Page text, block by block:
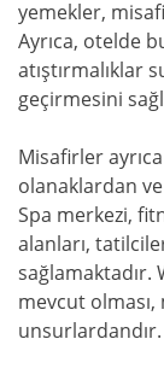
yemekler,
Ayrıca, otelde
atıştırmalıklar
geçirmesini
Misafirler
olanaklardan
Spa merkezi,
alanları,
sağlamaktadır.
mevcut
unsurlardandır.